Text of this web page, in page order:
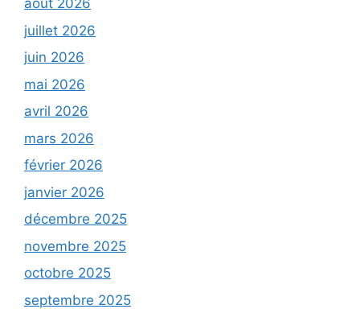
août 2026
juillet 2026
juin 2026
mai 2026
avril 2026
mars 2026
février 2026
janvier 2026
décembre 2025
novembre 2025
octobre 2025
septembre 2025